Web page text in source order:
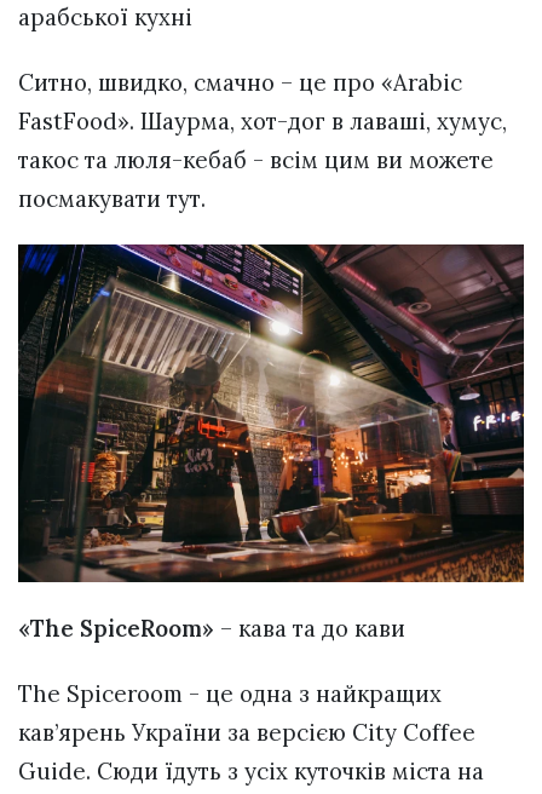
арабської кухні
Ситно, швидко, смачно – це про «Arabic
FastFood». Шаурма, хот-дог в лаваші, хумус,
такос та люля-кебаб - всім цим ви можете
посмакувати тут.
«The SpiceRoom» – кава та до кави
The Spiceroom - це одна з найкращих
кав’ярень України за версією City Coffee
Guide. Сюди їдуть з усіх куточків міста на